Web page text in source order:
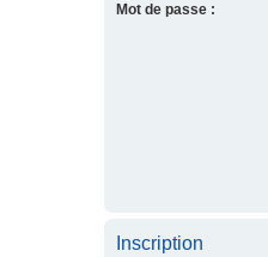
Mot de passe :
Inscription